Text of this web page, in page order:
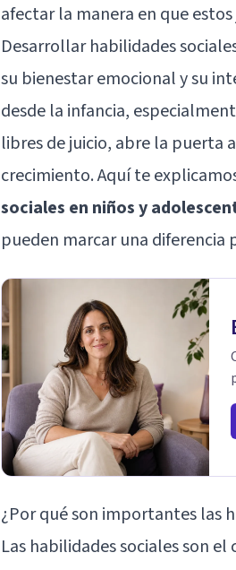
afectar la manera en que
Desarrollar habilidades
su bienestar emocional y su
desde la infancia,
libres de juicio, abre la puerta
crecimiento. Aquí te
sociales en niños y
pueden marcar una diferencia
¿Por qué son importantes las
Las habilidades sociales son